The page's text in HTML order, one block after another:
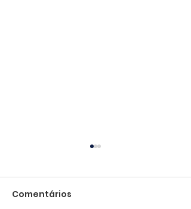
Comentários